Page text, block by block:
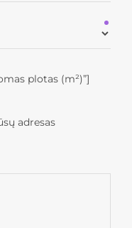
plotas (m²)”]
adresas